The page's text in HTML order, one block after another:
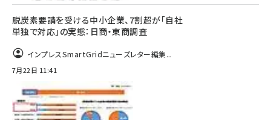
脱炭素要請を受ける中小企業、7割超が「自社
単独で対応」の実態：日商・東商調査
インプレスSmartGridニューズレター編集...
7月22日 11:41